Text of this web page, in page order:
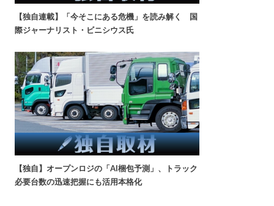
【独自連載】「今そこにある危機」を読み解く 国
際ジャーナリスト・ビニシウス氏
【独自】オープンロジの「AI梱包予測」、トラック
必要台数の迅速把握にも活用本格化